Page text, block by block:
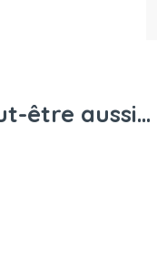
être aussi…